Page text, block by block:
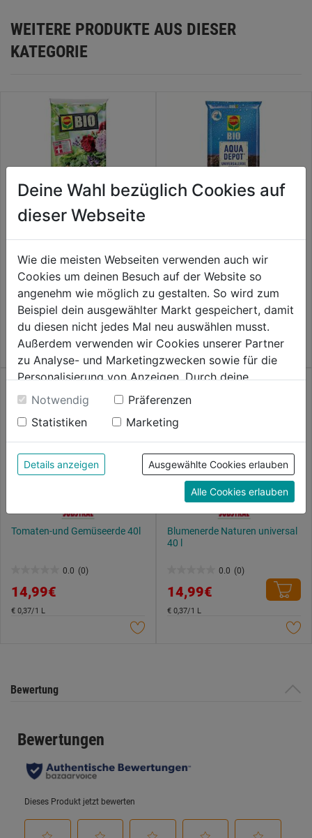
WEITERE PRODUKTE AUS DIESER
KATEGORIE
Universal-Erde BIO torffrei 40l
0.0 (0)
0.0
Sternen.
14,59€
€ 0,36/1 L
Universalerde 40l BIO
AquaDepot, torffrei
0.0 (0)
0.0
von
Sternen.
14,99€
€ 0,37/1 L
Tomaten-und Gemüseerde 40l
0.0 (0)
von
5
14,99€
€ 0,37/1 L
Blumenerde Naturen universal
40 l
0.0 (0)
von
5
14,99€
€ 0,37/1 L
Bewertung
Deine Wahl bezüglich Cookies auf
dieser Webseite
Wie die meisten Webseiten verwenden auch wir
Cookies um deinen Besuch auf der Website so
angenehm wie möglich zu gestalten. So wird zum
Beispiel dein ausgewählter Markt gespeichert, damit
du diesen nicht jedes Mal neu auswählen musst.
Außerdem verwenden wir Cookies unserer Partner
zu Analyse- und Marketingzwecken sowie für die
Personalisierung von Anzeigen. Durch deine
Einwilligung werden die Daten von Drittanbieter,
unter anderem auch in den USA, verarbeitet.
Durch Klick auf "Alle Cookies erlauben" stimmst du
der Verwendung aller Cookies zu. Unter "Details
anzeigen" findest du alle Infos zu den
unterschiedlichen Cookies, unter "Cookies
Konfigurieren" kannst du auswählen, welche Cookies
du zulassen möchtest und welche nicht.
Weitere Informationen findest du in unserer
Notwendig
Präferenzen
Statistiken
Marketing
Details anzeigen Ausgewählte Cookies erlauben
Alle Cookies erlauben